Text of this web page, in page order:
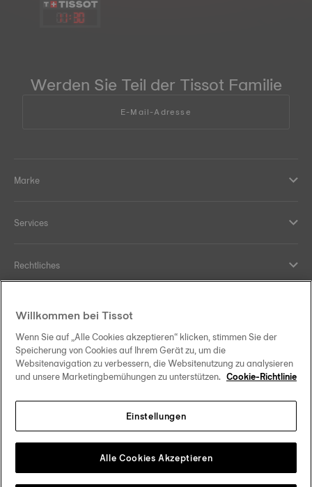
11: 30
Werden Sie Teil der Tissot Familie
E-Mail-Adresse
Marke
Services
Rechtliches
Ihre Vorteile
Folgen Sie uns in den sozialen Medien
Change country Tissot Copyrights 2026
Willkommen bei Tissot
Wenn Sie auf „Alle Cookies akzeptieren“ klicken, stimmen Sie der
Speicherung von Cookies auf Ihrem Gerät zu, um die
Websitenavigation zu verbessern, die Websitenutzung zu analysieren
und unsere Marketingbemühungen zu unterstützen. Cookie-Richtlinie
Einstellungen
Alle Cookies Akzeptieren